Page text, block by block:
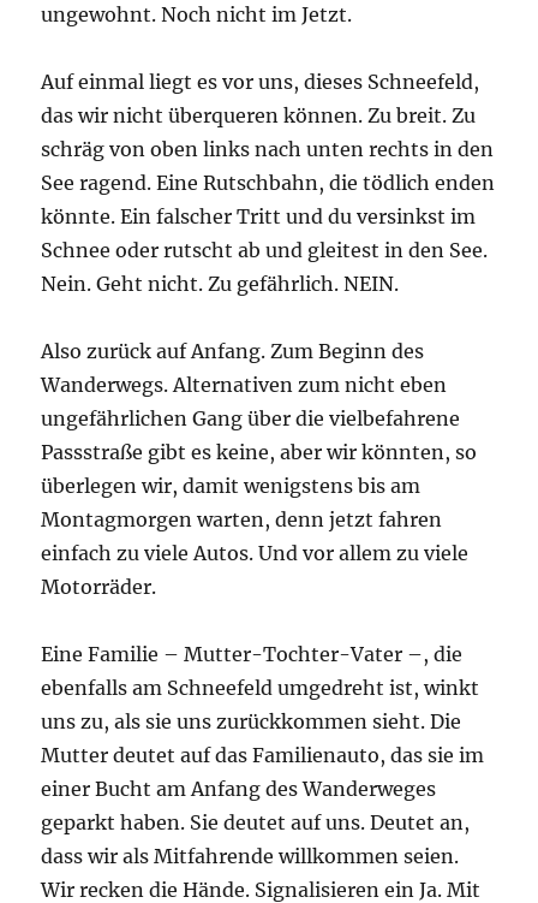
ungewohnt. Noch nicht im Jetzt.
Auf einmal liegt es vor uns, dieses Schneefeld,
das wir nicht überqueren können. Zu breit. Zu
schräg von oben links nach unten rechts in den
See ragend. Eine Rutschbahn, die tödlich enden
könnte. Ein falscher Tritt und du versinkst im
Schnee oder rutscht ab und gleitest in den See.
Nein. Geht nicht. Zu gefährlich. NEIN.
Also zurück auf Anfang. Zum Beginn des
Wanderwegs. Alternativen zum nicht eben
ungefährlichen Gang über die vielbefahrene
Passstraße gibt es keine, aber wir könnten, so
überlegen wir, damit wenigstens bis am
Montagmorgen warten, denn jetzt fahren
einfach zu viele Autos. Und vor allem zu viele
Motorräder.
Eine Familie – Mutter-Tochter-Vater –, die
ebenfalls am Schneefeld umgedreht ist, winkt
uns zu, als sie uns zurückkommen sieht. Die
Mutter deutet auf das Familienauto, das sie im
einer Bucht am Anfang des Wanderweges
geparkt haben. Sie deutet auf uns. Deutet an,
dass wir als Mitfahrende willkommen seien.
Wir recken die Hände. Signalisieren ein Ja. Mit